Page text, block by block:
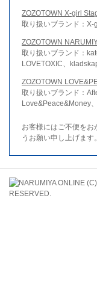
ZOZOTOWN X-girl
取り扱いブランド：
ZOZOTOWN
取り扱いブランド：
LOVETOXIC、
ZOZOTOWN
取り扱いブランド：
Love&Peace&Money
お客様にはご不便をお
うお願い申し上げます。